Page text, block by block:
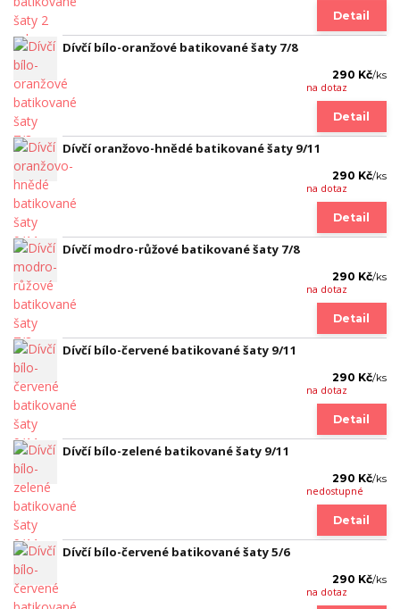
Detail
Dívčí bílo-oranžové batikované šaty 7/8
290 Kč/ks
na dotaz
Detail
Dívčí oranžovo-hnědé batikované šaty 9/11
290 Kč/ks
na dotaz
Detail
Dívčí modro-růžové batikované šaty 7/8
290 Kč/ks
na dotaz
Detail
Dívčí bílo-červené batikované šaty 9/11
290 Kč/ks
na dotaz
Detail
Dívčí bílo-zelené batikované šaty 9/11
290 Kč/ks
nedostupné
Detail
Dívčí bílo-červené batikované šaty 5/6
290 Kč/ks
na dotaz